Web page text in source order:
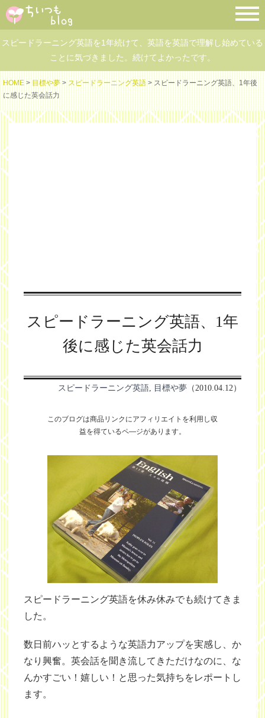
スピードラーニング英語を1年続けて、英語を英語で理解し始めている
ことに気づきました。続けてよかったです。
HOME > 目標や夢 > スピードラーニング英語 > スピードラーニング英語、1年後
に感じた英会話力
スピードラーニング英語、1年
後に感じた英会話力
スピードラーニング英語, 目標や夢 （2010.04.12）
このブログは商品リンクにアフィリエイトを利用し収
益を得ているペ―ジがあります。
スピードラーニング英語を休み休みでも続けてきま
した。
数日前ハッとするような英語力アップを実感し、か
なり興奮。英会話を聞き流してきただけなのに、な
んかすごい！嬉しい！と思った気持ちをレポートし
ます。